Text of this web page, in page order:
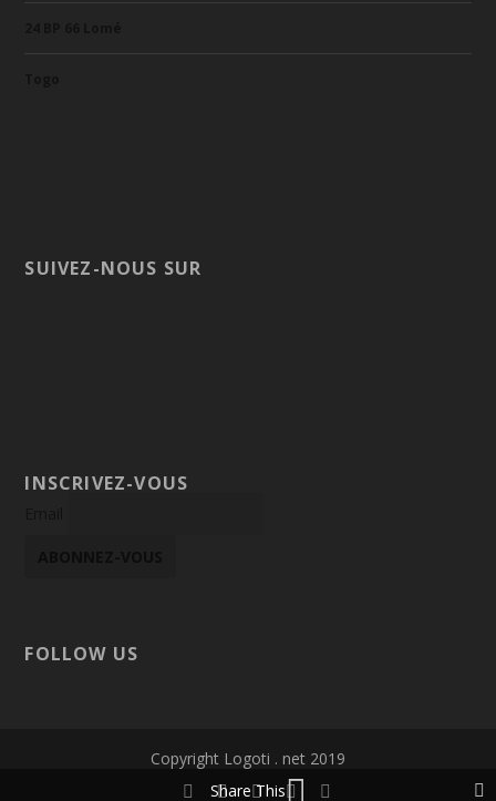
SUIVEZ-NOUS SUR
INSCRIVEZ-VOUS
FOLLOW US
Copyright Logoti . net 2019
Share This